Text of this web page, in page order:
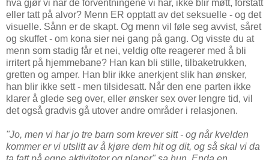
hva gjør vi når de forventningene vi har, ikke blir møtt, forstått
eller tatt på alvor? Menn ER opptatt av det seksuelle - og det
visuelle. Sånn er de skapt. Og menn vil føle seg avvist, såret
og skuffet - om kona sier nei gang på gang. Og visste du at
menn som stadig får et nei, veldig ofte reagerer med å bli
irritert på hjemmebane? Han kan bli stille, tilbaketrukken,
gretten og amper. Han blir ikke anerkjent slik han ønsker,
han blir ikke sett - men tilsidesatt. Når den ene parten ikke
klarer å glede seg over, eller ønsker sex over lengre tid, vil
det også gradvis gå utover andre områder i relasjonen.
"Jo, men vi har jo tre barn som krever sitt - og når kvelden
kommer er vi utslitt av å kjøre dem hit og dit, og så skal vi da